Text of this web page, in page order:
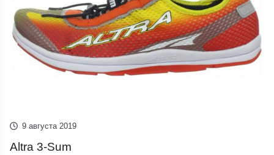
9 августа 2019
Altra 3-Sum